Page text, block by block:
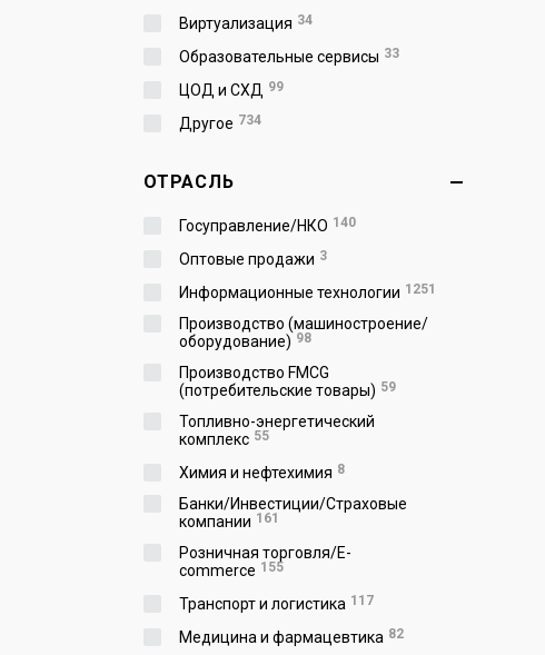
Виртуализация 34
Образовательные сервисы 33
ЦОД и СХД 99
Другое 734
ОТРАСЛЬ
Госуправление/НКО 140
Оптовые продажи 3
Информационные технологии 1251
Производство (машиностроение/
оборудование) 98
Производство FMCG
(потребительские товары) 59
Топливно-энергетический
комплекс 55
Химия и нефтехимия 8
Банки/Инвестиции/Страховые
компании 161
Розничная торговля/E-
commerce 155
Транспорт и логистика 117
Медицина и фармацевтика 82